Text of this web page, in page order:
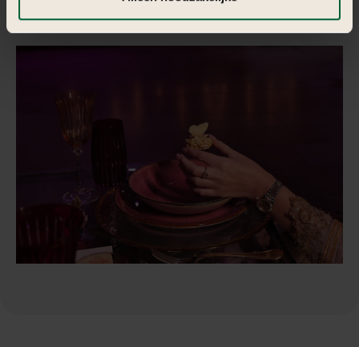
informatie vind je inde kleine letters.